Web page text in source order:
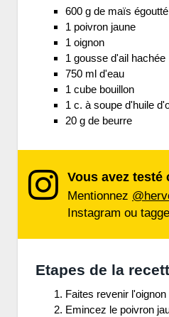
600 g de maïs égoutté
1 poivron jaune
1 oignon
1 gousse d'ail hachée
750 ml d'eau
1 cube bouillon
1 c. à soupe d'huile
20 g de beurre
Vous avez testé
Mentionnez
Instagram ou
Etapes de la
Faites revenir
Emincez le poivron